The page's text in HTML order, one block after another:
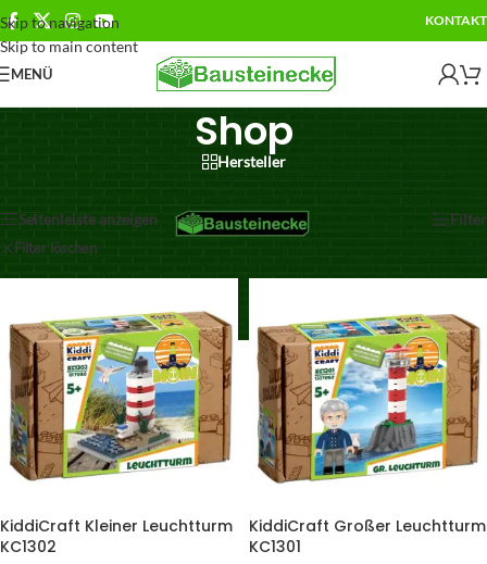
Skip to navigation
Skip to main content
KONTAKT
MENÜ
Shop
Hersteller
Seitenleiste anzeigen Filter
Filter löschen
KiddiCraft Kleiner Leuchtturm
KC1302
KiddiCraft Großer Leuchtturm
KC1301